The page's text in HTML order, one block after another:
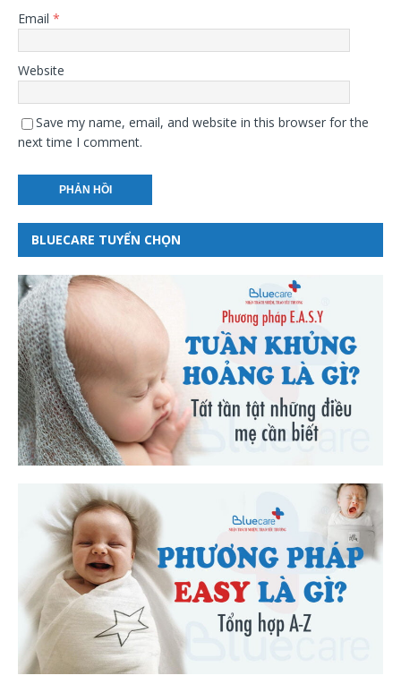
Email *
Website
Save my name, email, and website in this browser for the
next time I comment.
BLUECARE TUYỂN CHỌN